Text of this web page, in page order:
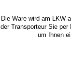
Die Ware wird am LKW
der Transporteur Sie
um Ihnen